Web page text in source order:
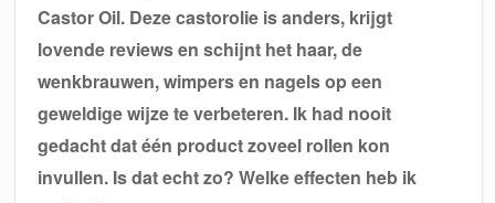
Castor Oil. Deze castorolie is anders, krijgt
lovende reviews en schijnt het haar, de
wenkbrauwen, wimpers en nagels op een
geweldige wijze te verbeteren. Ik had nooit
gedacht dat één product zoveel rollen kon
invullen. Is dat echt zo? Welke effecten heb ik